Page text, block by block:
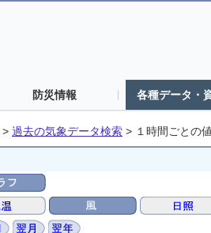
防災情報 各種データ・
> 過去の気象データ検索 > １時間ごとの